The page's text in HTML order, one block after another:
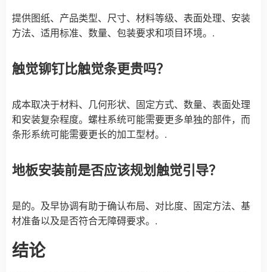
提供图纸、产品类型、尺寸、材料等级、表面处理、安装
方法、适用标准、数量、包装要求和项目环境。.
触觉铆钉比触觉条更贵吗？
成本取决于材料、几何形状、固定方式、数量、表面处理
和安装复杂程度。螺柱系统可能需要更多单独的部件，而
条形系统可能需要更长的加工型材。.
地板安装前是否应该规划触觉引导？
是的。及早协调有助于确认布局、对比度、固定方法、基
材准备以及是否符合无障碍要求。.
结论